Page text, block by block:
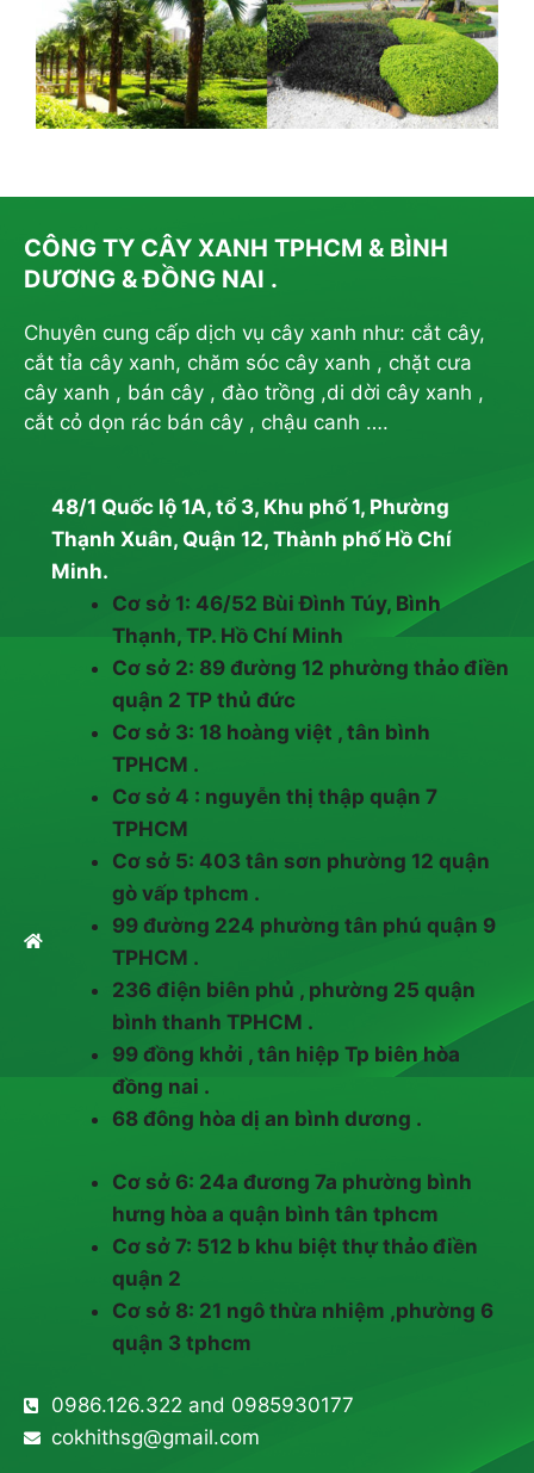
CÔNG TY CÂY XANH TPHCM & BÌNH
DƯƠNG & ĐỒNG NAI .
Chuyên cung cấp dịch vụ cây xanh như: cắt cây,
cắt tỉa cây xanh, chăm sóc cây xanh , chặt cưa
cây xanh , bán cây , đào trồng ,di dời cây xanh ,
cắt cỏ dọn rác bán cây , chậu canh ….
48/1 Quốc lộ 1A, tổ 3, Khu phố 1, Phường
Thạnh Xuân, Quận 12, Thành phố Hồ Chí
Minh.
Cơ sở 1: 46/52 Bùi Đình Túy, Bình
Thạnh, TP. Hồ Chí Minh
Cơ sở 2: 89 đường 12 phường thảo điền
quận 2 TP thủ đức
Cơ sở 3: 18 hoàng việt , tân bình
TPHCM .
Cơ sở 4 : nguyễn thị thập quận 7
TPHCM
Cơ sở 5: 403 tân sơn phường 12 quận
gò vấp tphcm .
99 đường 224 phường tân phú quận 9
TPHCM .
236 điện biên phủ , phường 25 quận
bình thanh TPHCM .
99 đồng khởi , tân hiệp Tp biên hòa
đồng nai .
68 đông hòa dị an bình dương .
Cơ sở 6: 24a đương 7a phường bình
hưng hòa a quận bình tân tphcm
Cơ sở 7: 512 b khu biệt thự thảo điền
quận 2
Cơ sở 8: 21 ngô thừa nhiệm ,phường 6
quận 3 tphcm
0986.126.322 and 0985930177
cokhithsg@gmail.com